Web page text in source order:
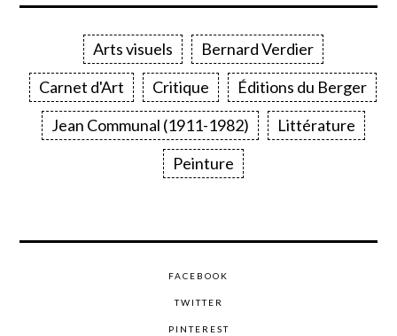
Arts visuels
Bernard Verdier
Carnet d'Art
Critique
Éditions du Berger
Jean Communal (1911-1982)
Littérature
Peinture
FACEBOOK
TWITTER
PINTEREST